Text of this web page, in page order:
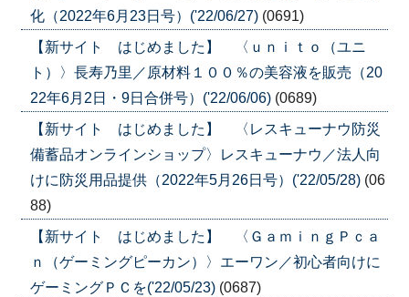
化（2022年6月23日号）('22/06/27) (0691)
【新サイト はじめました】 〈ｕｎｉｔｏ（ユニ
ト）〉長寿乃里／原材料１００％の美容液を販売（20
22年6月2日・9日合併号）('22/06/06) (0689)
【新サイト はじめました】 〈レスキューナウ防災
備蓄品オンラインショップ〉レスキューナウ／法人向
けに防災用品提供（2022年5月26日号）('22/05/28) (06
88)
【新サイト はじめました】 〈ＧａｍｉｎｇＰｃａ
ｎ（ゲーミングピーカン）〉エーワン／初心者向けに
ゲーミングＰＣを('22/05/23) (0687)